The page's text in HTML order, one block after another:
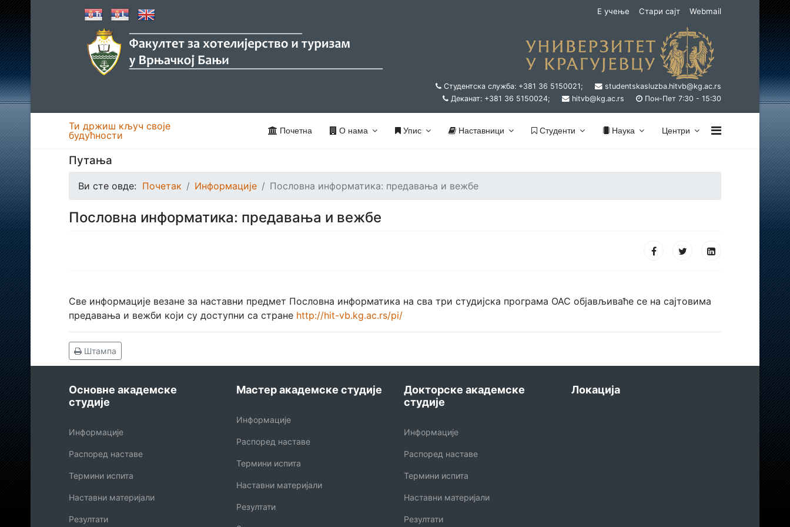
Е учење Стари сајт Webmail
Студентска служба: +381 36 5150021;
studentskasluzba.hitvb@kg.ac.rs
Деканат: +381 36 5150024;
hitvb@kg.ac.rs Пон-Пет 7:30 - 15:30
Ти држиш кључ своје
будућности
Почетна О нама Упис Наставници Студенти Наука Центри
Путања
Ви сте овде: Почетак Информације Пословна информатика: предавања и вежбе
Пословна информатика: предавања и вежбе
Све информације везане за наставни предмет Пословна информатика на сва три студијска програма ОАС објављиваће се на сајтовима
предавања и вежби који су доступни са стране http://hit-vb.kg.ac.rs/pi/
Штампа
Основне академске
студије
Информације
Распоред наставе
Термини испита
Наставни материјали
Резултати
Мастер академске студије
Информације
Распоред наставе
Термини испита
Наставни материјали
Резултати
Докторске академске
студије
Информације
Распоред наставе
Термини испита
Наставни материјали
Резултати
Локација